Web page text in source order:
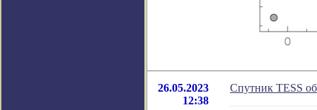
26.05.2023
12:38
Спутник TESS